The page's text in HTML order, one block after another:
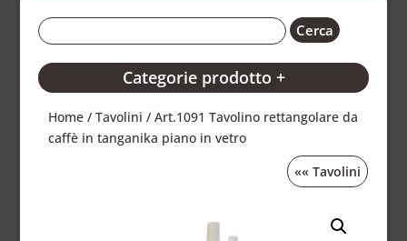
Categorie prodotto +
Home /Tavolini / Art.1091 Tavolino rettangolare da
caffè in tanganika piano in vetro
««Tavolini